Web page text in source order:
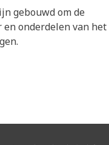
gebouwd om de
onderdelen van het